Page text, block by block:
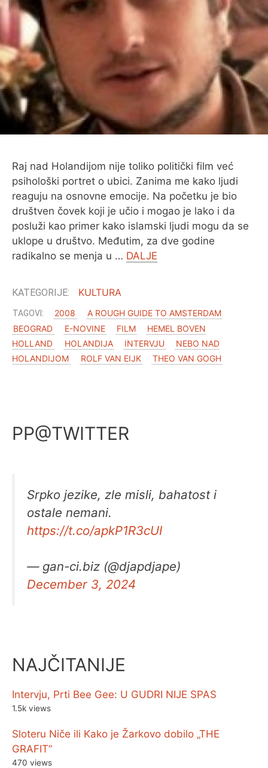
O MENI
Raj nad Holandijom nije toliko politički film već
psihološki portret o ubici. Zanima me kako ljudi
reaguju na osnovne emocije. Na početku je bio
društven čovek koji je učio i mogao je lako i da
posluži kao primer kako islamski ljudi mogu da se
uklope u društvo. Međutim, za dve godine
radikalno se menja u … DALJE
KULTURA
2008
A ROUGH GUIDE TO AMSTERDAM
BEOGRAD
E-NOVINE FILM
HEMEL BOVEN
HOLLAND
HOLANDIJA INTERVJU
NEBO NAD
HOLANDIJOM
ROLF VAN EIJK THEO VAN GOGH
PP@TWITTER
Srpko jezike, zle misli, bahatost i
ostale nemani.
https://t.co/apkP1R3cUI
— gan-ci.biz (@djapdjape)
December 3, 2024
NAJČITANIJE
Intervju, Prti Bee Gee: U GUDRI NIJE SPAS
1.5k views
Sloteru Niče ili Kako je Žarkovo dobilo „THE
GRAFIT”
470 views